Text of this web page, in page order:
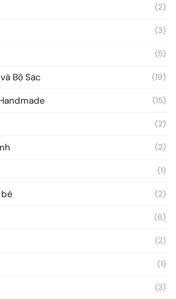
(2)
(3)
(5)
Bộ Sạc (19)
(15)
(2)
(2)
(1)
(2)
(6)
(2)
(1)
(3)